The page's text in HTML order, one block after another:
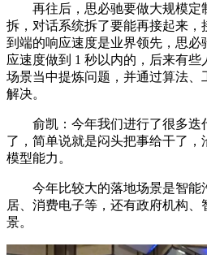
再往后，思必驰要做大规模定
拆，对话系统拆了要能再接起来
到端的响应速度是业界领先，思必
应速度做到 1 秒以内的，后来有
场景当中提炼问题，并通过算法
解决。
俞凯：今年我们进行了很多迭
了，简单说就是闷头把事给干了
模型能力。
今年比较大的落地场景是智能
居、消费电子等，还有政府机构
景。